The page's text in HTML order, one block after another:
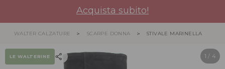
Acquista subito!
WALTER CALZATURE SCARPE DONNA STIVALE MARINELLA
1 / 4
LE WALTERINE